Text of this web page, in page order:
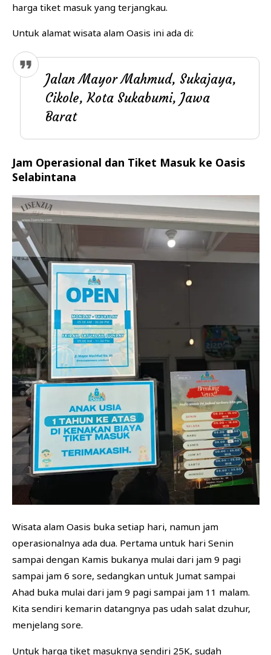
harga tiket masuk yang terjangkau.
Untuk alamat wisata alam Oasis ini ada di:
Jalan Mayor Mahmud, Sukajaya,
Cikole, Kota Sukabumi, Jawa
Barat
Jam Operasional dan Tiket Masuk ke Oasis
Selabintana
Wisata alam Oasis buka setiap hari, namun jam
operasionalnya ada dua. Pertama untuk hari Senin
sampai dengan Kamis bukanya mulai dari jam 9 pagi
sampai jam 6 sore, sedangkan untuk Jumat sampai
Ahad buka mulai dari jam 9 pagi sampai jam 11 malam.
Kita sendiri kemarin datangnya pas udah salat dzuhur,
menjelang sore.
Untuk harga tiket masuknya sendiri 25K, sudah